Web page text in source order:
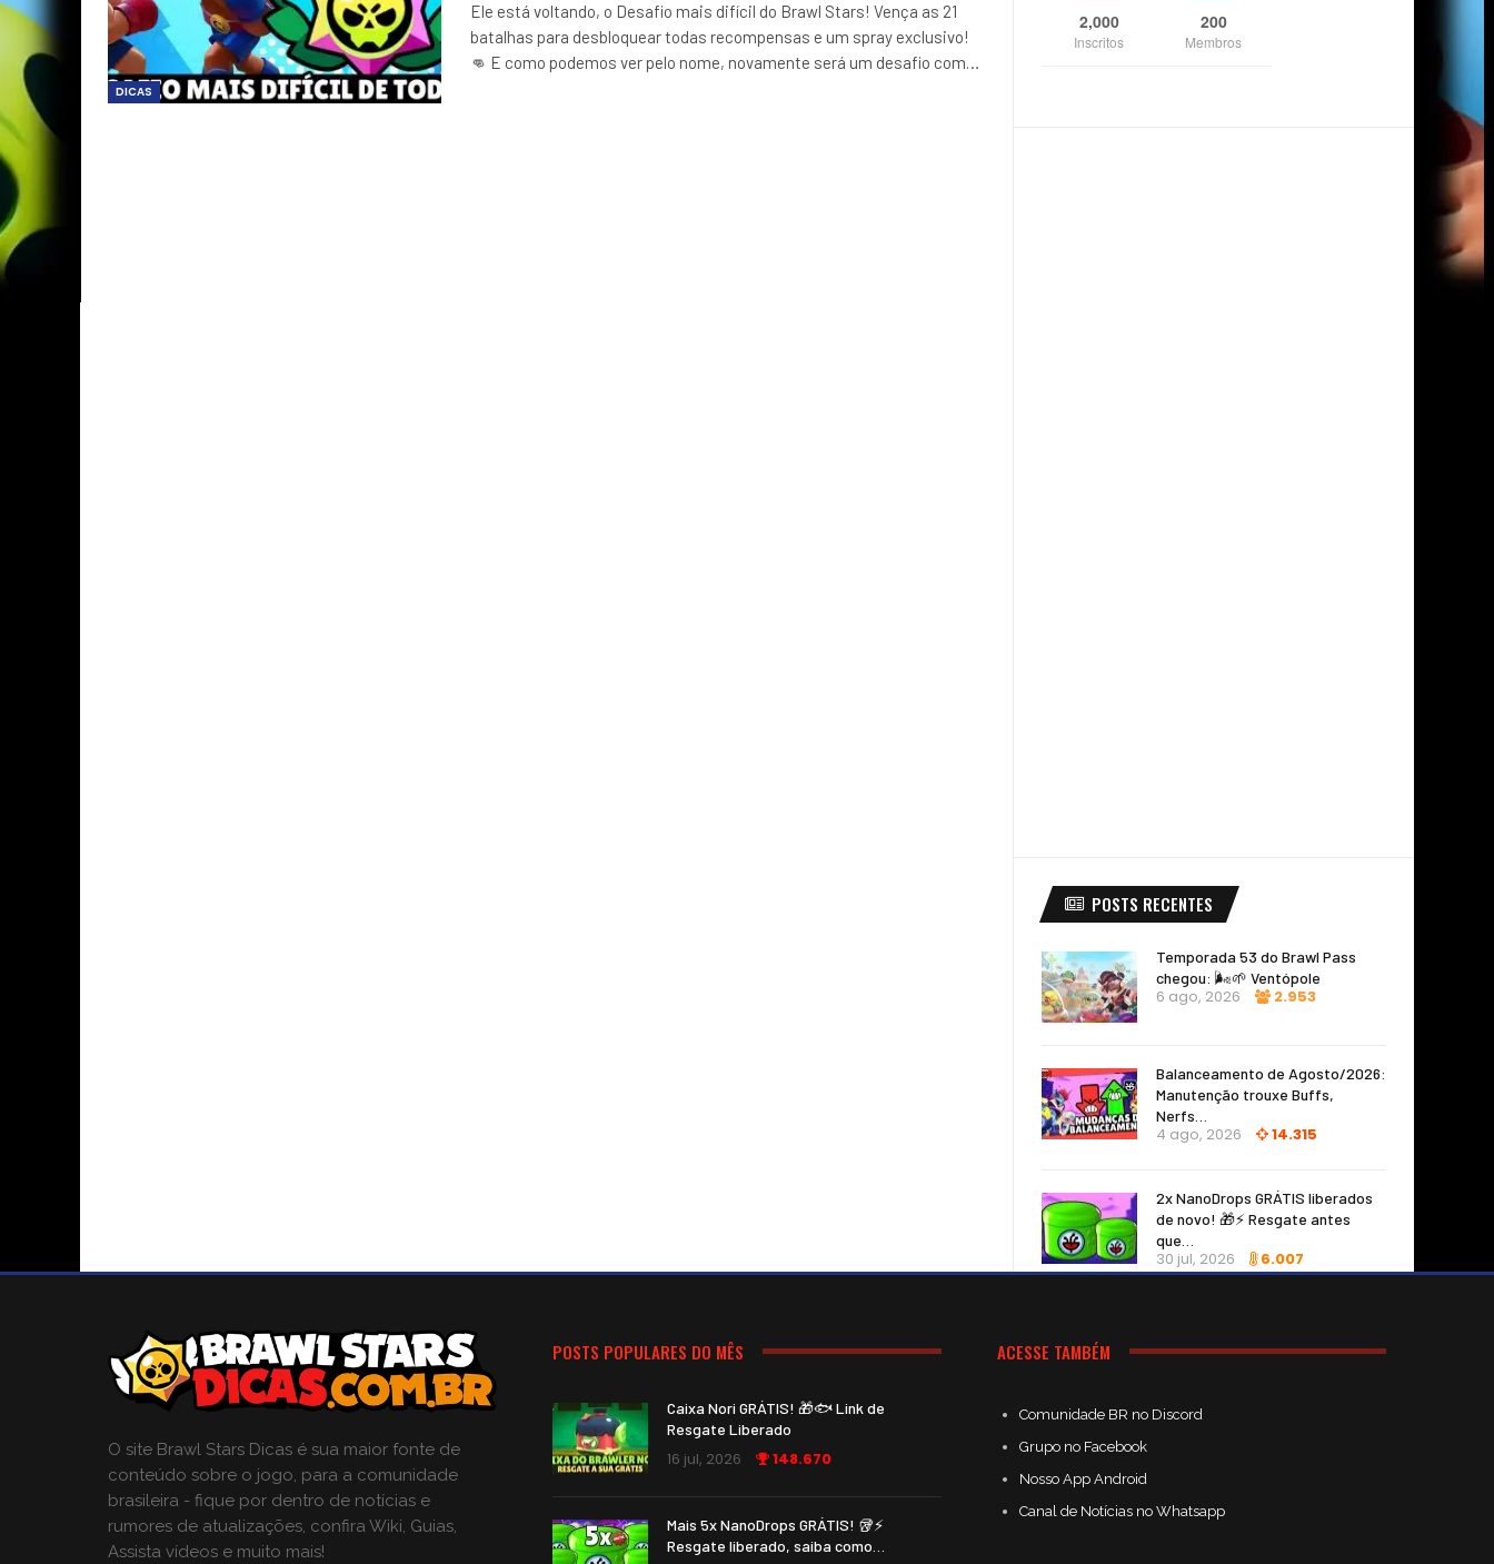
DICAS
Ele está voltando, o Desafio mais difícil do Brawl Stars! Vença as 21
batalhas para desbloquear todas recompensas e um spray exclusivo!
👊 E como podemos ver pelo nome, novamente será um desafio com…
2,000
Inscritos
200
Membros
POSTS RECENTES
Temporada 53 do Brawl Pass
chegou: 🌬️🌱 Ventópole
6 ago, 2026 2.953
Balanceamento de Agosto/2026:
Manutenção trouxe Buffs,
Nerfs…
4 ago, 2026 14.315
2x NanoDrops GRÁTIS liberados
de novo! 🎁⚡ Resgate antes
que…
30 jul, 2026 6.007
O site Brawl Stars Dicas é sua maior fonte de
conteúdo sobre o jogo, para a comunidade
brasileira - fique por dentro de notícias e
rumores de atualizações, confira Wiki, Guias,
Assista vídeos e muito mais!
POSTS POPULARES DO MÊS
Caixa Nori GRÁTIS! 🎁🐟 Link de
Resgate Liberado
16 jul, 2026 148.670
Mais 5x NanoDrops GRÁTIS! 🥡⚡
Resgate liberado, saiba como…
ACESSE TAMBÉM
Comunidade BR no Discord
Grupo no Facebook
Nosso App Android
Canal de Notícias no Whatsapp